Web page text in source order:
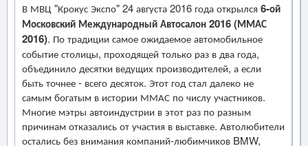
В МВЦ "Крокус Экспо" 24 августа 2016 года открылся 6-ой
Московский Международный Автосалон 2016 (ММАС
2016). По традиции самое ожидаемое автомобильное
событие столицы, проходящей только раз в два года,
объединило десятки ведущих производителей, а если
быть точнее - всего десяток. Этот год стал далеко не
самым богатым в истории ММАС по числу участников.
Многие мэтры автоиндустрии в этот раз по разным
причинам отказались от участия в выставке. Автолюбители
остались без внимания компаний-любимчиков BMW,